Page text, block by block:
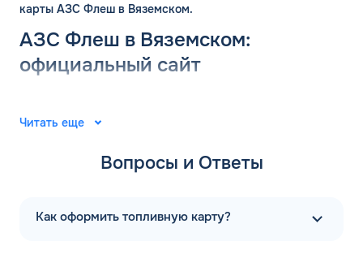
карты АЗС Флеш в Вяземском.
АЗС Флеш в Вяземском:
официальный сайт
2008 году. Специалисты разработали и внедрили
автоматические автозаправочные станции на
выпущены для АЗС “Газпром”. В последующие годы
Первая заправочная станция под названием АЗС Флеш в
Вяземском Хабаровского края появилась в 2015 году.
Читать еще
Вопросы и Ответы
Как оформить топливную карту?